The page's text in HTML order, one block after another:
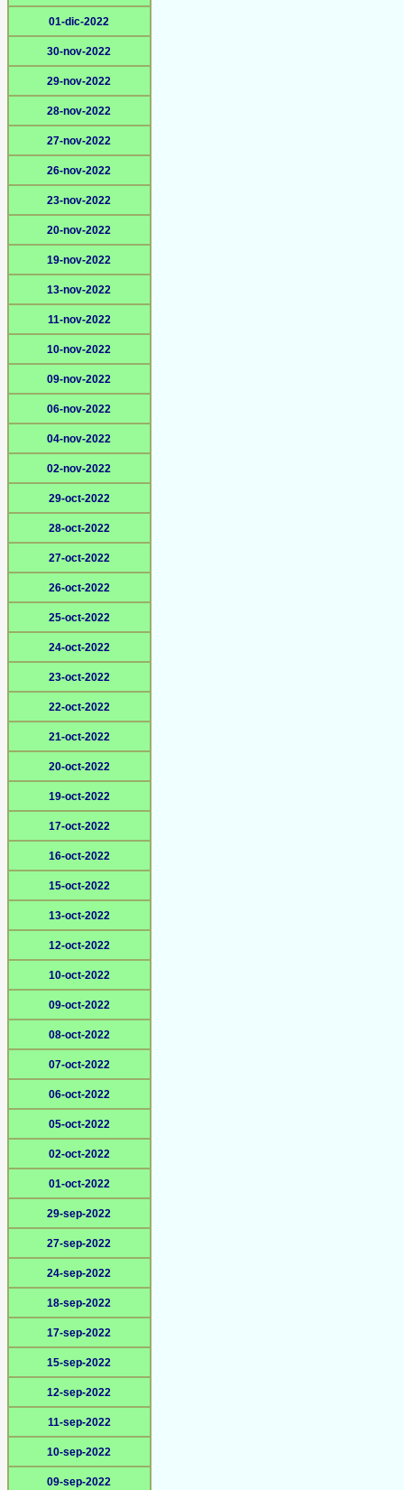
01-dic-2022
30-nov-2022
29-nov-2022
28-nov-2022
27-nov-2022
26-nov-2022
23-nov-2022
20-nov-2022
19-nov-2022
13-nov-2022
11-nov-2022
10-nov-2022
09-nov-2022
06-nov-2022
04-nov-2022
02-nov-2022
29-oct-2022
28-oct-2022
27-oct-2022
26-oct-2022
25-oct-2022
24-oct-2022
23-oct-2022
22-oct-2022
21-oct-2022
20-oct-2022
19-oct-2022
17-oct-2022
16-oct-2022
15-oct-2022
13-oct-2022
12-oct-2022
10-oct-2022
09-oct-2022
08-oct-2022
07-oct-2022
06-oct-2022
05-oct-2022
02-oct-2022
01-oct-2022
29-sep-2022
27-sep-2022
24-sep-2022
18-sep-2022
17-sep-2022
15-sep-2022
12-sep-2022
11-sep-2022
10-sep-2022
09-sep-2022